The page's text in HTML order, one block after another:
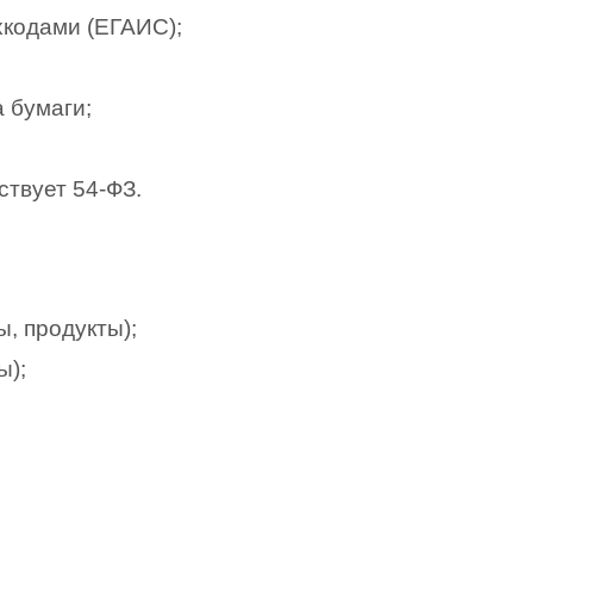
(ЕГАИС);
бумаги;
54-ФЗ.
продукты);